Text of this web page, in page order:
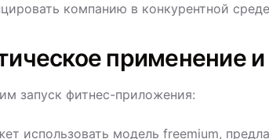
компанию в конкурентной
применение
запуск фитнес-приложения:
использовать модель freemium,